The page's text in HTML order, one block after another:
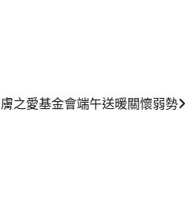
之愛基金會端午送暖關懷弱勢